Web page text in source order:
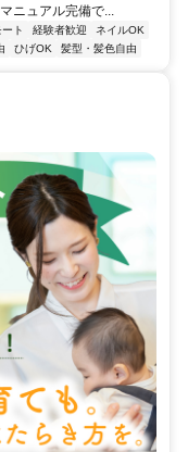
ニュアル完備で...
ト 経験者歓迎
ネイルOK
ひげOK 髪型・髪色自由